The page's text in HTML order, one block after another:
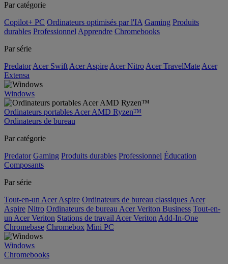
Par catégorie
Copilot+ PC Ordinateurs optimisés par l'IA Gaming Produits
durables Professionnel Apprendre Chromebooks
Par série
Predator Acer Swift Acer Aspire Acer Nitro Acer TravelMate Acer
Extensa
Windows
Ordinateurs portables Acer AMD Ryzen™
Ordinateurs de bureau
Par catégorie
Predator Gaming Produits durables Professionnel Éducation
Composants
Par série
Tout-en-un Acer Aspire Ordinateurs de bureau classiques Acer
Aspire Nitro Ordinateurs de bureau Acer Veriton Business Tout-en-
un Acer Veriton Stations de travail Acer Veriton Add-In-One
Chromebase Chromebox Mini PC
Windows
Chromebooks